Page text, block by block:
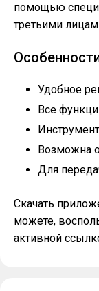
помощью
третьими
Удобное
Все
Возможна
Для
Скачать
можете,
активной